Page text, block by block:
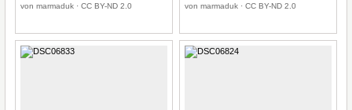
von marmaduk · CC BY-ND 2.0 von marmaduk · CC BY-ND 2.0